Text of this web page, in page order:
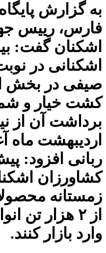
به گزارش
فارس، رییس
اشکنانی در
صیفی در بخش
کشت خیار و
برداشت آن از
اردیبهشت
ربانی افزود:
کشاورزان
زمستانه
از ۲ هزار تن
وارد بازار کنند.